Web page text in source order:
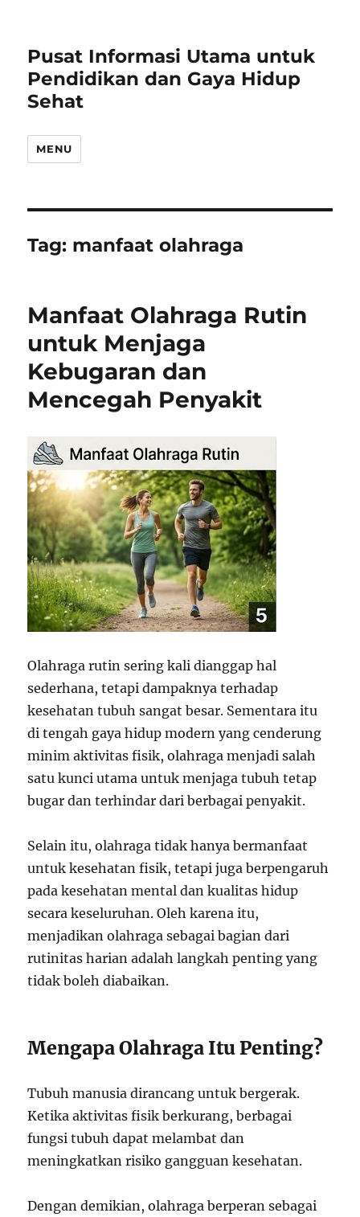
Pusat Informasi Utama untuk
Pendidikan dan Gaya Hidup
Sehat
MENU
Tag: manfaat olahraga
Manfaat Olahraga Rutin
untuk Menjaga
Kebugaran dan
Mencegah Penyakit
Olahraga rutin sering kali dianggap hal
sederhana, tetapi dampaknya terhadap
kesehatan tubuh sangat besar. Sementara itu
di tengah gaya hidup modern yang cenderung
minim aktivitas fisik, olahraga menjadi salah
satu kunci utama untuk menjaga tubuh tetap
bugar dan terhindar dari berbagai penyakit.
Selain itu, olahraga tidak hanya bermanfaat
untuk kesehatan fisik, tetapi juga berpengaruh
pada kesehatan mental dan kualitas hidup
secara keseluruhan. Oleh karena itu,
menjadikan olahraga sebagai bagian dari
rutinitas harian adalah langkah penting yang
tidak boleh diabaikan.
Mengapa Olahraga Itu Penting?
Tubuh manusia dirancang untuk bergerak.
Ketika aktivitas fisik berkurang, berbagai
fungsi tubuh dapat melambat dan
meningkatkan risiko gangguan kesehatan.
Dengan demikian, olahraga berperan sebagai